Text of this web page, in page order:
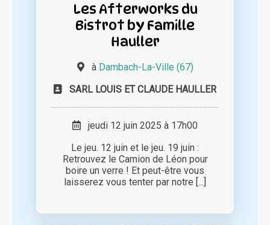
Les Afterworks du
Bistrot by Famille
Hauller
à Dambach-La-Ville (67)
SARL LOUIS ET CLAUDE HAULLER
jeudi 12 juin 2025 à 17h00
Le jeu. 12 juin et le jeu. 19 juin :
Retrouvez le Camion de Léon pour
boire un verre ! Et peut-être vous
laisserez vous tenter par notre [...]